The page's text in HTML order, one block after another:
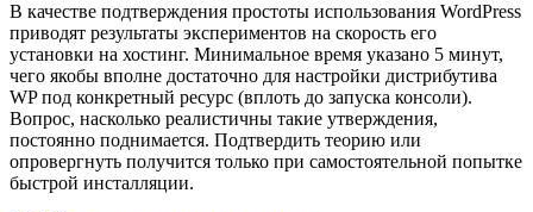
В качестве подтверждения простоты использования WordPress
приводят результаты экспериментов на скорость его
установки на хостинг. Минимальное время указано 5 минут,
чего якобы вполне достаточно для настройки дистрибутива
WP под конкретный ресурс (вплоть до запуска консоли).
Вопрос, насколько реалистичны такие утверждения,
постоянно поднимается. Подтвердить теорию или
опровергнуть получится только при самостоятельной попытке
быстрой инсталляции.